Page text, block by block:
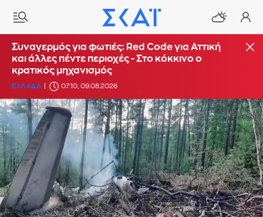
Συναγερμός για φωτιές: Red Code για Αττική
και άλλες πέντε περιοχές - Στο κόκκινο ο
κρατικός μηχανισμός
ΕΛΛΑΔΑ 07:10, 09.08.2026